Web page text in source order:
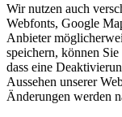
Wir nutzen auch
Webfonts, Google
Anbieter
speichern, können
dass eine
Aussehen unserer
Änderungen werden